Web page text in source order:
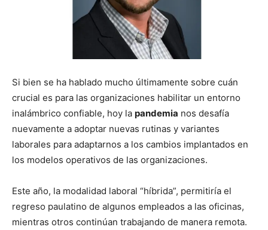
Si bien se ha hablado mucho últimamente sobre cuán
crucial es para las organizaciones habilitar un entorno
inalámbrico confiable, hoy la pandemia nos desafía
nuevamente a adoptar nuevas rutinas y variantes
laborales para adaptarnos a los cambios implantados en
los modelos operativos de las organizaciones.
Este año, la modalidad laboral “híbrida”, permitiría el
regreso paulatino de algunos empleados a las oficinas,
mientras otros continúan trabajando de manera remota.